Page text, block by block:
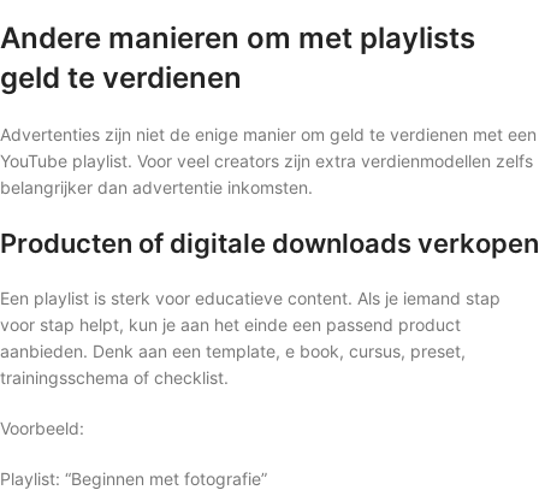
Andere manieren om met playlists
geld te verdienen
Advertenties zijn niet de enige manier om geld te verdienen met een
YouTube playlist. Voor veel creators zijn extra verdienmodellen zelfs
belangrijker dan advertentie inkomsten.
Producten of digitale downloads verkopen
Een playlist is sterk voor educatieve content. Als je iemand stap
voor stap helpt, kun je aan het einde een passend product
aanbieden. Denk aan een template, e book, cursus, preset,
trainingsschema of checklist.
Voorbeeld:
Playlist: “Beginnen met fotografie”